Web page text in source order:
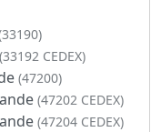
(33192 CEDEX)
(47200)
(47202 CEDEX)
(47204 CEDEX)